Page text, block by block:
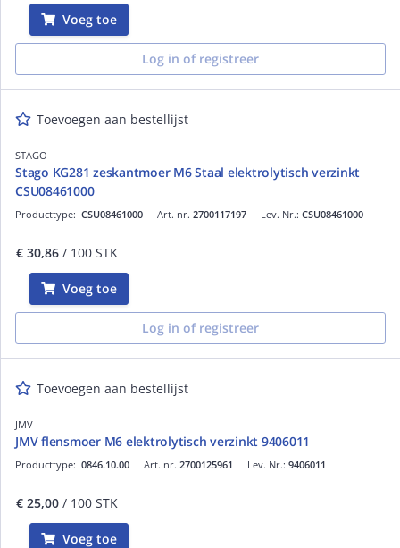
Voeg toe
Log in of registreer
Toevoegen aan bestellijst
STAGO
Stago KG281 zeskantmoer M6 Staal elektrolytisch verzinkt
CSU08461000
Art. nr. 2700117197
Producttype: CSU08461000 Lev. Nr.: CSU08461000
€ 30,86 / 100 STK
Voeg toe
Log in of registreer
Toevoegen aan bestellijst
JMV
JMV flensmoer M6 elektrolytisch verzinkt 9406011
Art. nr. 2700125961
Producttype: 0846.10.00 Lev. Nr.: 9406011
€ 25,00 / 100 STK
Voeg toe